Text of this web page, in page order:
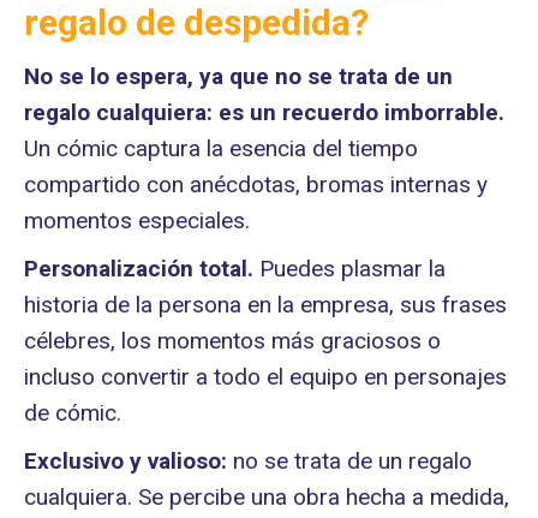
regalo de despedida?
No se lo espera, ya que no se trata de un
regalo cualquiera: es un recuerdo imborrable.
Un cómic captura la esencia del tiempo
compartido con anécdotas, bromas internas y
momentos especiales.
Personalización total. Puedes plasmar la
historia de la persona en la empresa, sus frases
célebres, los momentos más graciosos o
incluso convertir a todo el equipo en personajes
de cómic.
Exclusivo y valioso: no se trata de un regalo
cualquiera. Se percibe una obra hecha a medida,